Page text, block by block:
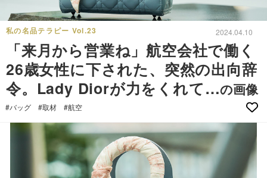
私の名品テラピー Vol.23 2024.04.10
「来月から営業ね」航空会社で働く
26歳女性に下された、突然の出向辞
令。Lady Diorが力をくれて…の画像
#バッグ #取材 #航空